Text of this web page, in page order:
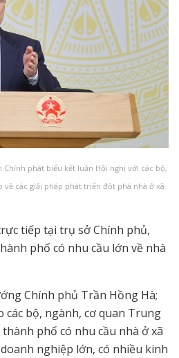
phát biểu kết luận Hội nghị với các bộ,
về các giải pháp phát triển đột phá nhà ở xã
tiếp tại trụ sở Chính phủ,
phố có nhu cầu lớn về nhà
Chính phủ Trần Hồng Hà;
các bộ, ngành, cơ quan Trung
phố có nhu cầu nhà ở xã
nghiệp lớn, có nhiều kinh